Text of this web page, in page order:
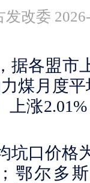
改委
据各盟市
煤月度
上涨
坑口价格
鄂尔多